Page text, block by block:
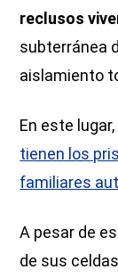
reclusos
subterránea
aislamiento
En este lugar,
tienen los
familiares
A pesar de
de sus